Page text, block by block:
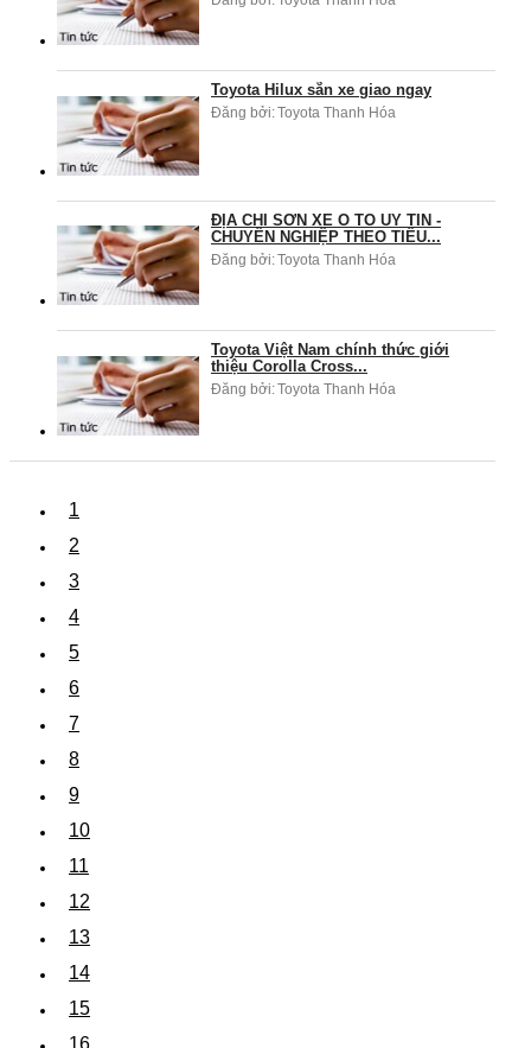
Toyota Hilux sẵn xe giao ngay
Đăng bởi:Toyota Thanh Hóa
ĐỊA CHỈ SƠN XE Ô TÔ UY TÍN -
CHUYÊN NGHIỆP THEO TIÊU...
Đăng bởi:Toyota Thanh Hóa
Toyota Việt Nam chính thức giới
thiệu Corolla Cross...
Đăng bởi:Toyota Thanh Hóa
1
2
3
4
5
6
7
8
9
10
11
12
13
14
15
16